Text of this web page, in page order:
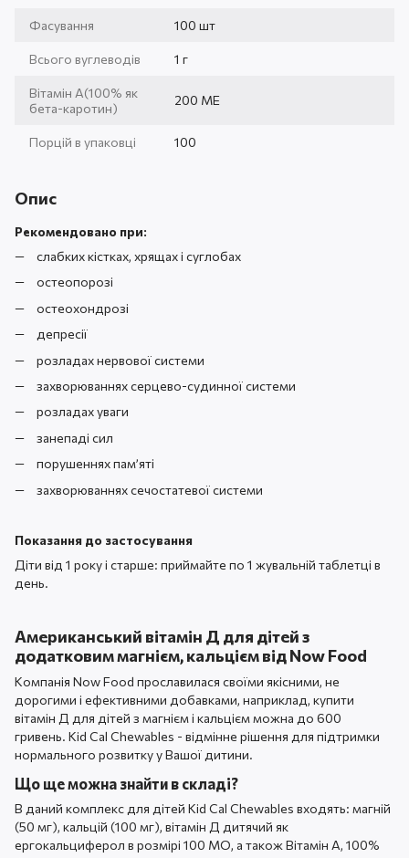
Фасування 100 шт
Всього вуглеводів 1 г
Вітамін А(100% як
бета-каротин)
200 МЕ
Порцій в упаковці 100
Опис
Рекомендовано при:
слабких кістках, хрящах і суглобах
остеопорозі
остеохондрозі
депресії
розладах нервової системи
захворюваннях серцево-судинної системи
розладах уваги
занепаді сил
порушеннях пам’яті
захворюваннях сечостатевої системи
Показання до застосування
Діти від 1 року і старше: приймайте по 1 жувальній таблетці в
день.
Американський вітамін Д для дітей з
додатковим магнієм, кальцієм від Now Food
Компанія Now Food прославилася своїми якісними, не
дорогими і ефективними добавками, наприклад, купити
вітамін Д для дітей з магнієм і кальцієм можна до 600
гривень. Kid Cal Chewables - відмінне рішення для підтримки
нормального розвитку у Вашої дитини.
Що ще можна знайти в складі?
В даний комплекс для дітей Kid Cal Chewables входять: магній
(50 мг), кальцій (100 мг), вітамін Д дитячий як
ергокальциферол в розмірі 100 МО, а також Вітамін А, 100%